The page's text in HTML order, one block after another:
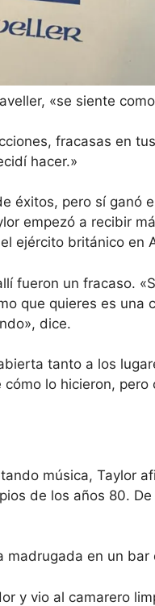
«se siente
fracasas en
hacer.»
éxitos, pero sí ganó
empezó a recibir
ejército británico en
fueron un fracaso.
que quieres es una
dice.
tanto a los
lo hicieron, pero
música, Taylor
de los años 80.
en un bar
y vio al camarero